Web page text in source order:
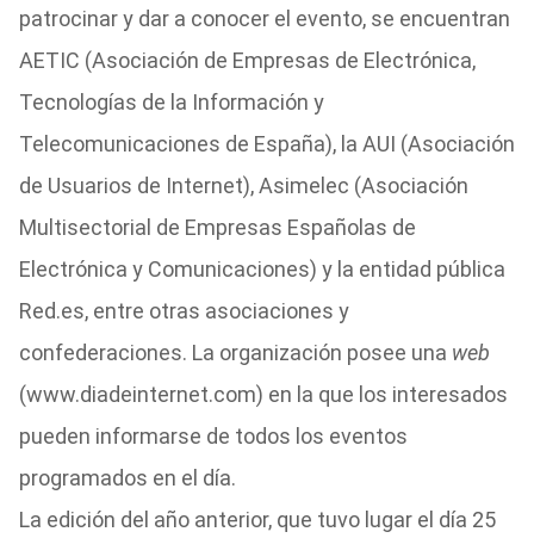
patrocinar y dar a conocer el evento, se encuentran
AETIC (Asociación de Empresas de Electrónica,
Tecnologías de la Información y
Telecomunicaciones de España), la AUI (Asociación
de Usuarios de Internet), Asimelec (Asociación
Multisectorial de Empresas Españolas de
Electrónica y Comunicaciones) y la entidad pública
Red.es, entre otras asociaciones y
confederaciones. La organización posee una web
(www.diadeinternet.com) en la que los interesados
pueden informarse de todos los eventos
programados en el día.
La edición del año anterior, que tuvo lugar el día 25